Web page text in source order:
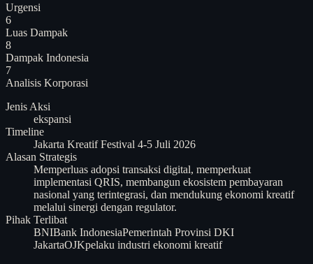
Urgensi
6
Luas Dampak
8
Dampak Indonesia
7
Analisis Korporasi
Jenis Aksi
ekspansi
Timeline
Jakarta Kreatif Festival 4-5 Juli 2026
Alasan Strategis
Memperluas adopsi transaksi digital, memperkuat
implementasi QRIS, membangun ekosistem pembayaran
nasional yang terintegrasi, dan mendukung ekonomi kreatif
melalui sinergi dengan regulator.
Pihak Terlibat
BNIBank IndonesiaPemerintah Provinsi DKI
JakartaOJKpelaku industri ekonomi kreatif